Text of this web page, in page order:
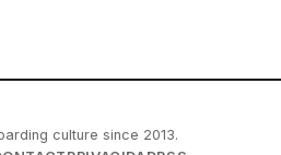
culture since 2013.